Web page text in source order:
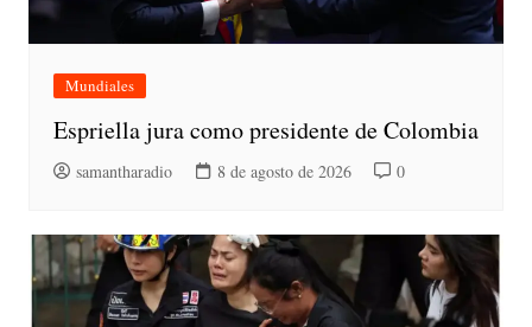
Mundiales
Espriella jura como presidente de Colombia
samantharadio 8 de agosto de 2026 0